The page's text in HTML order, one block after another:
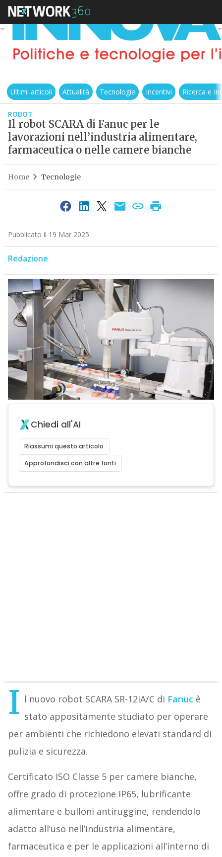
Ultimi articoli Attualità Tecnologie Incentivi Ricerca e
ROBOT
Il robot SCARA di Fanuc per le
lavorazioni nell’industria alimentare,
farmaceutica o nelle camere bianche
Home Tecnologie
Pubblicato il 19 Mar 2025
Redazione
Chiedi all'AI
Riassumi questo articolo
Approfondisci con altre fonti
I l nuovo robot SCARA SR-12iA/C di Fanuc è
stato appositamente studiato per operare
per ambienti che richiedono elevati standard di
pulizia e sicurezza.
Certificato ISO Classe 5 per camere bianche,
offre grado di protezione IP65, lubrificante
alimentare e bulloni antiruggine, rendendolo
adatto all’uso nell’industria alimentare,
farmaceutica e per le applicazioni all’interno di